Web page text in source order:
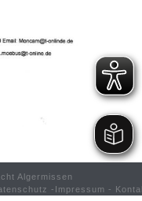
Algermissen
- Impressum -